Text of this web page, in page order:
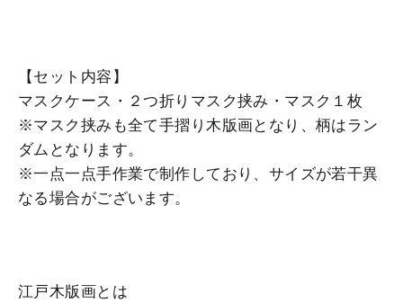
【セット内容】
マスクケース・２つ折りマスク挟み・マスク１枚
※マスク挟みも全て手摺り木版画となり、柄はラン
ダムとなります。
※一点一点手作業で制作しており、サイズが若干異
なる場合がございます。
江戸木版画とは